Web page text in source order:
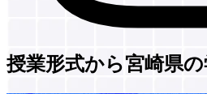
授業形式から宮崎県